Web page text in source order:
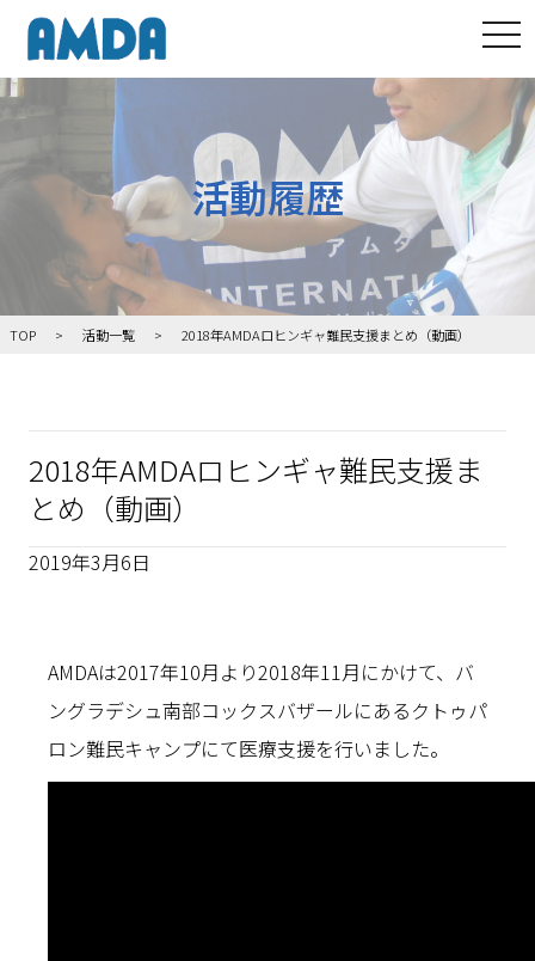
活動履歴
TOP 活動一覧 2018年AMDAロヒンギャ難民支援まとめ（動画）
2018年AMDAロヒンギャ難民支援ま
とめ（動画）
2019年3月6日
AMDAは2017年10月より2018年11月にかけて、バ
ングラデシュ南部コックスバザールにあるクトゥパ
ロン難民キャンプにて医療支援を行いました。